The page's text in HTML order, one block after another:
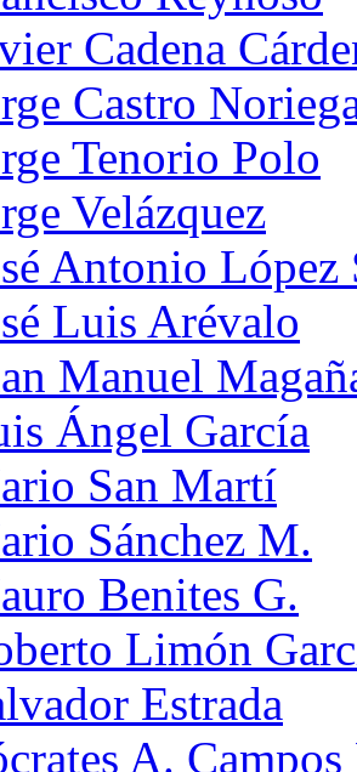
Cadena
Castro
Tenorio Polo
Velázquez
Antonio López
Luis Arévalo
Manuel
Ángel García
San Martí
Sánchez M.
Benites G.
Limón
Estrada
A.